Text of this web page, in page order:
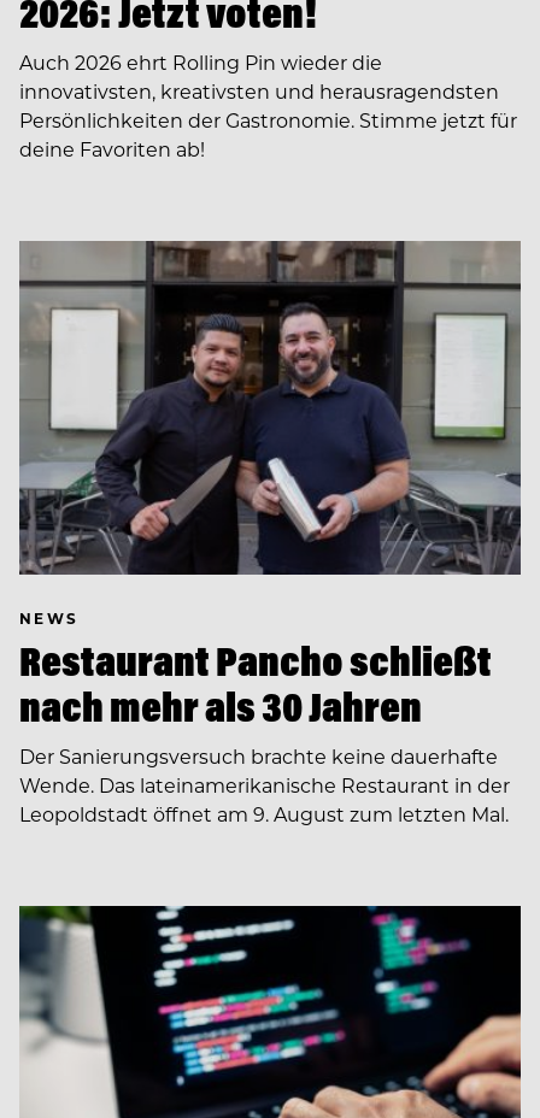
2026: Jetzt voten!
Auch 2026 ehrt Rolling Pin wieder die
innovativsten, kreativsten und herausragendsten
Persönlichkeiten der Gastronomie. Stimme jetzt für
deine Favoriten ab!
NEWS
Restaurant Pancho schließt
nach mehr als 30 Jahren
Der Sanierungsversuch brachte keine dauerhafte
Wende. Das lateinamerikanische Restaurant in der
Leopoldstadt öffnet am 9. August zum letzten Mal.